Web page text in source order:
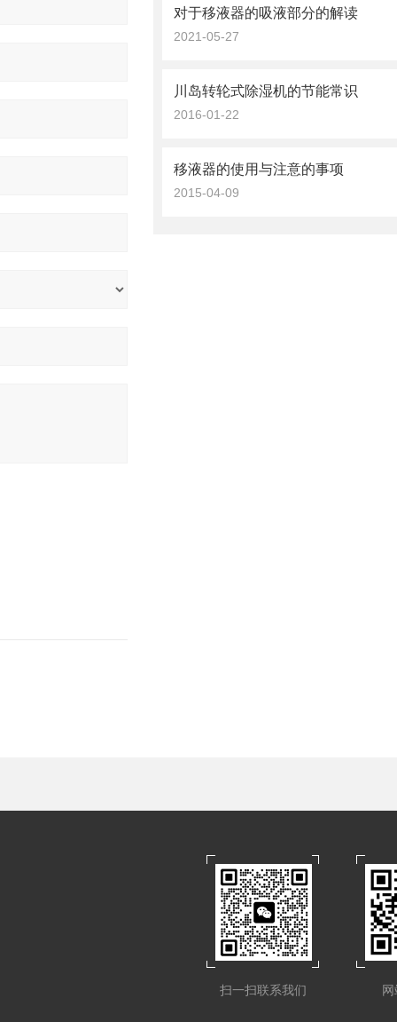
对于移液器的吸液部分的解读
2021-05-27
川岛转轮式除湿机的节能常识
2016-01-22
移液器的使用与注意的事项
2015-04-09
扫一扫联系我们